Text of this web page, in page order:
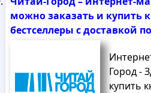
можно заказать и купить
бестселлеры с доставкой
Город -
купить